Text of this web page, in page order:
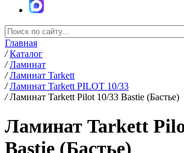
Главная
/ Каталог
/ Ламинат
/ Ламинат Tarkett
/ Ламинат Tarkett PILOT 10/33
/ Ламинат Tarkett Pilot 10/33 Bastie (Бастье)
Ламинат Tarkett
Bastie (Бастье)